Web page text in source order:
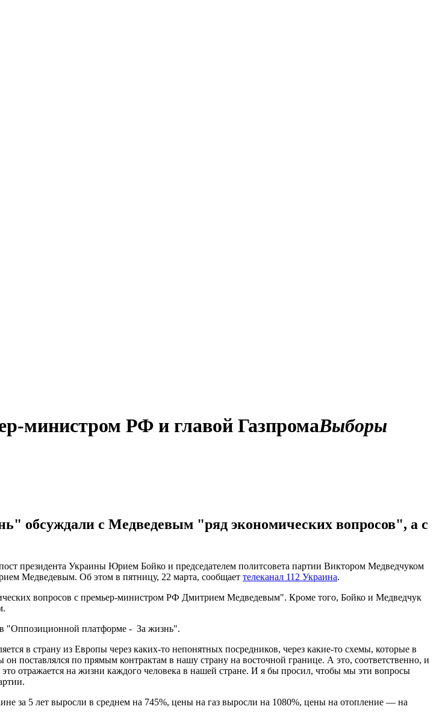
министром РФ и главой ГазпромаВыборы
обсуждали с Медведевым "ряд экономических вопросов", а с
президента Украины Юрием Бойко и председателем политсовета партии Виктором Медведчуком
Медведевым. Об этом в пятницу, 22 марта, сообщает телеканал 112 Украина.
вопросов с премьер-министром РФ Дмитрием Медведевым". Кроме того, Бойко и Медведчук
в "Оппозиционной платформе - За жизнь".
в страну из Европы через каких-то непонятных посредников, через какие-то схемы, которые в
поставлялся по прямым контрактам в нашу страну на восточной границе. А это, соответственно, и
отражается на жизни каждого человека в нашей стране. И я бы просил, чтобы мы эти вопросы
за 5 лет выросли в среднем на 745%, цены на газ выросли на 1080%, цены на отопление — на